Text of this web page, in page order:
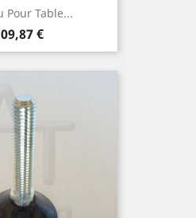
Pour Table...
€